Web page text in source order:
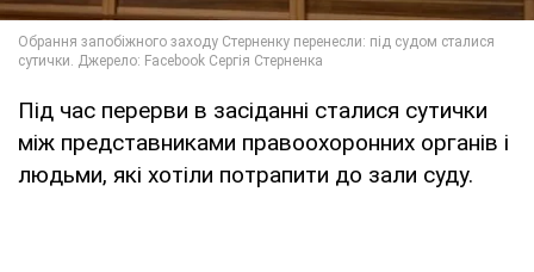
Під час перерви в засіданні сталися сутички
між представниками правоохоронних органів і
людьми, які хотіли потрапити до зали суду.